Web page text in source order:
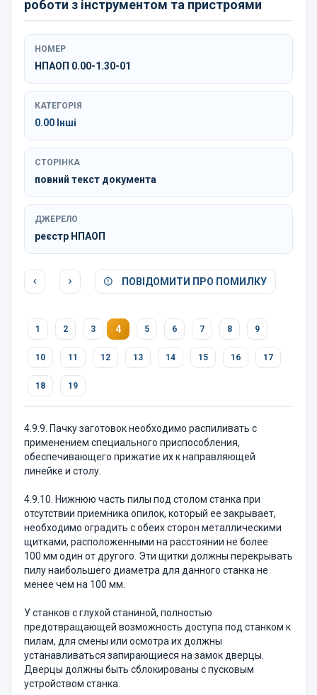
роботи з інструментом та пристроями
НОМЕР
НПАОП 0.00-1.30-01
КАТЕГОРІЯ
0.00 Інші
СТОРІНКА
повний текст документа
ДЖЕРЕЛО
реєстр НПАОП
ПОВІДОМИТИ ПРО ПОМИЛКУ
1 2 3 4 5 6 7 8 9
10 11 12 13 14 15 16 17
18 19
4.9.9. Пачку заготовок необходимо распиливать с
применением специального приспособления,
обеспечивающего прижатие их к направляющей
линейке и столу.
4.9.10. Нижнюю часть пилы под столом станка при
отсутствии приемника опилок, который ее закрывает,
необходимо оградить с обеих сторон металлическими
щитками, расположенными на расстоянии не более
100 мм один от другого. Эти щитки должны перекрывать
пилу наибольшего диаметра для данного станка не
менее чем на 100 мм.
У станков с глухой станиной, полностью
предотвращающей возможность доступа под станком к
пилам, для смены или осмотра их должны
устанавливаться запирающиеся на замок дверцы.
Дверцы должны быть сблокированы с пусковым
устройством станка.